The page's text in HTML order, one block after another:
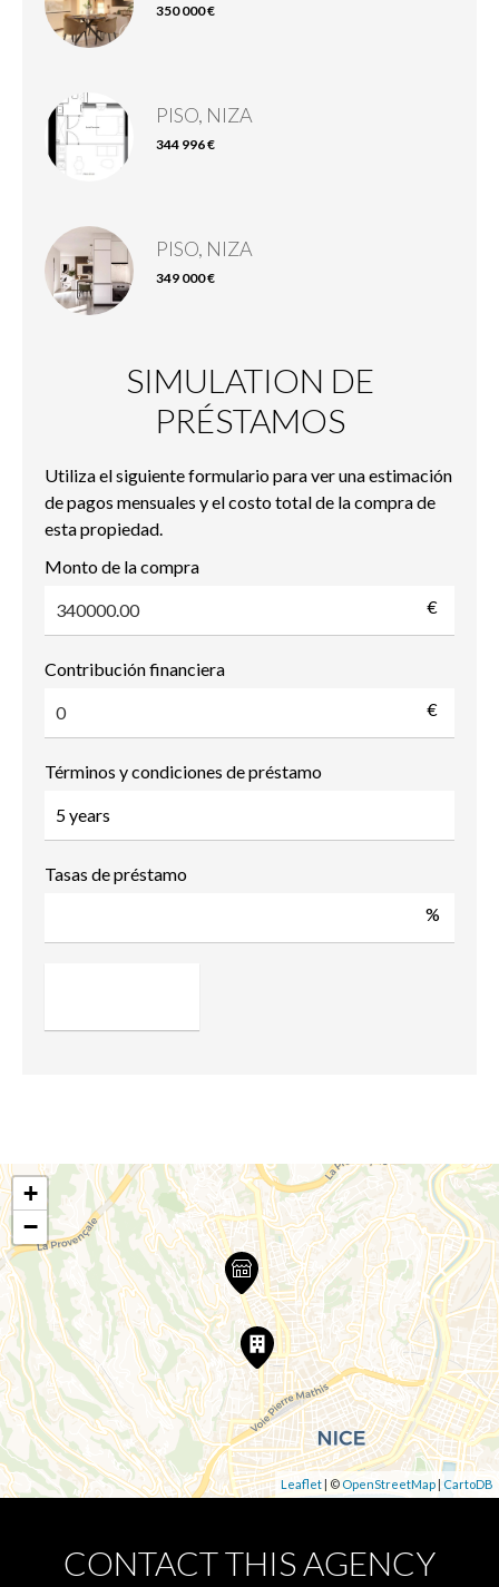
350 000 €
PISO, NIZA
344 996 €
PISO, NIZA
349 000 €
SIMULATION DE
PRÉSTAMOS
Utiliza el siguiente formulario para ver una estimación
de pagos mensuales y el costo total de la compra de
esta propiedad.
Monto de la compra
€
Contribución financiera
€
Términos y condiciones de préstamo
Tasas de préstamo
%
+
−
Leaflet| © OpenStreetMap | CartoDB
CONTACT THIS AGENCY